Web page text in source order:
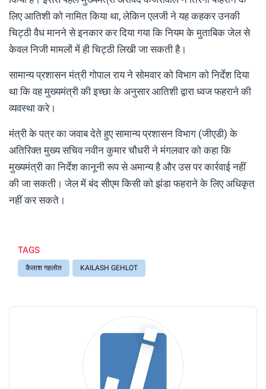
लिए आतिशी को नामित किया था, लेकिन एलजी ने यह कहकर उनकी
चिट्ठी वैध मानने से इनकार कर दिया गया कि नियम के मुताबिक जेल से
केवल निजी मामलों में ही चिट्ठी लिखी जा सकती है।
सामान्य प्रशासन मंत्री गोपाल राय ने सोमवार को विभाग को निर्देश दिया
था कि वह मुख्यमंत्री की इच्छा के अनुसार आतिशी द्वारा ध्वज फहराने की
व्यवस्था करे।
मंत्री के पत्र का जवाब देते हुए सामान्य प्रशासन विभाग (जीएडी) के
अतिरिक्त मुख्य सचिव नवीन कुमार चौधरी ने मंगलवार को कहा कि
मुख्यमंत्री का निर्देश कानूनी रूप से अमान्य है और उस पर कार्रवाई नहीं
की जा सकती। जेल में बंद सीएम क‍िसी को झंडा फहराने के लिए अधिकृत
नहीं कर सकते।
TAGS
कैलाश गहलोत KAILASH GEHLOT